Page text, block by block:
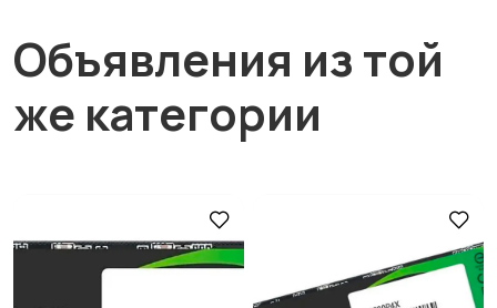
Объявления из той
же категории